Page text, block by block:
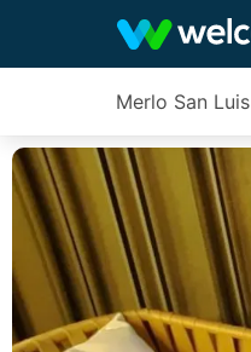
Merlo San Luis